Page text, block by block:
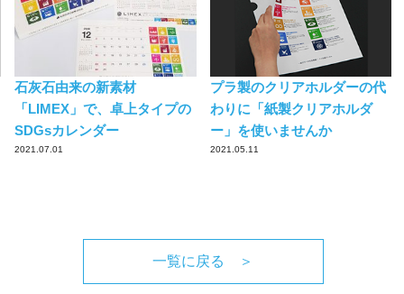
石灰石由来の新素材
「LIMEX」で、卓上タイプの
SDGsカレンダー
2021.07.01
プラ製のクリアホルダーの代
わりに「紙製クリアホルダ
ー」を使いませんか
2021.05.11
一覧に戻る ＞